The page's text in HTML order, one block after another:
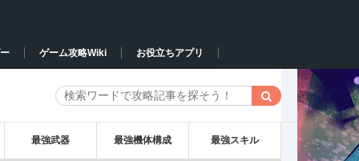
ゲーム攻略Wiki お役立ちアプリ
最強武器 最強機体構成 最強スキル